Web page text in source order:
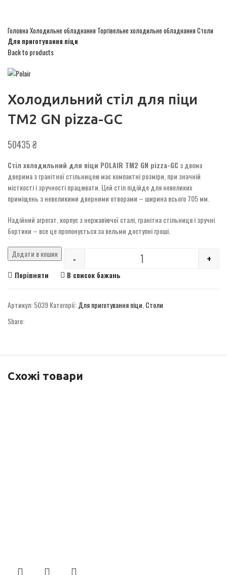
ГоловнаХолодильне обладнання Торгівельне холодильне обладнання Столи
Для приготування піци
Back to products
Холодильний стіл для піци
TM2 GN pizza-GC
50435₴
Стіл холодильний для піци POLAIR TM2 GN pizza-GC з двома
дверима з гранітної стільницею має компактні розміри, при значній
місткості і зручності працювати. Цей стіл підійде для невеликих
приміщень з невеликими дверними отворами – ширина всього 705 мм.
Надійний агрегат, корпус з нержавіючої сталі, гранітна стільниця і зручні
бортики – все це пропонується за вельми доступні гроші.
Quantity
- +
Додати в кошик
Порівняти
В список бажань
Артикул:5039Категорії:Для приготування піци,Столи
Share:
Схожі товари